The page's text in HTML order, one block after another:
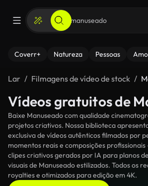
Coverr+ Natureza Pessoas
Lar Filmagens de vídeo de stock
Vídeos gratuitos de
Baixe Manuseado com qualidade
projetos criativos. Nossa biblioteca
exclusiva de vídeos autênticos filmados por
momentos reais e composições
clipes criativos gerados por IA para planos
visuais de Manuseado estilizados. Todos os
royalties e otimizados para edição em 4K.